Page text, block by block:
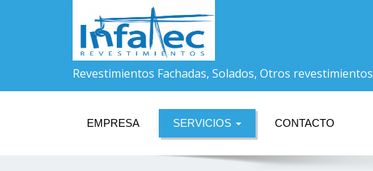
Revestimientos Fachadas, Solados, Otros revestimientos
EMPRESA SERVICIOS CONTACTO